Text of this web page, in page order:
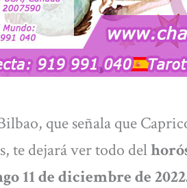
que señala que
te dejará ver todo del
11de diciembrede